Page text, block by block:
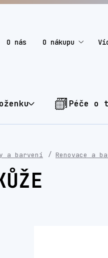
O nás O nákupu
Péče
a barvení Renovace a